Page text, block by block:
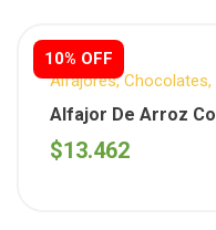
10% OFF
Alfajores,Chocolates,
Semanales, Sin
Alfajor De Arroz
Blanco X 12
$13.462